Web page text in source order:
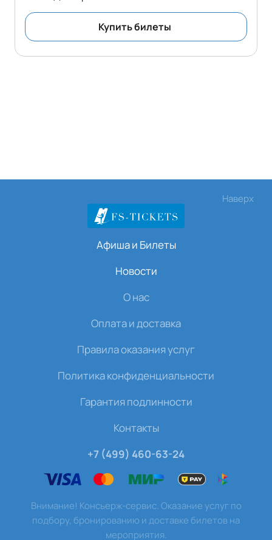
Купить билеты
Наверх
Афиша и Билеты
Новости
О нас
Оплата и доставка
Правила оказания услуг
Политика конфиденциальности
Гарантия подлинности
Контакты
+7 (499) 460-63-24
Внимание! Консьерж-сервис. Оказание услуг по
подбору, бронированию и доставке билетов на
мероприятия.